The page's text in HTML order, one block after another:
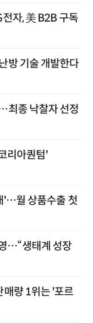
자, 美 B2B 구독
방 기술 개발한다
최종 낙찰자 선정
리아퀀텀'
'…월 상품수출 첫
…“생태계 성장
매량 1위는 '포르